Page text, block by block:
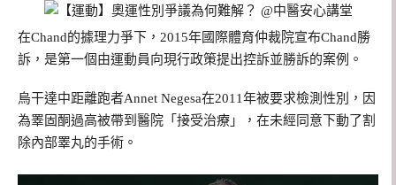
在Chand的據理力爭下，2015年國際體育仲裁院宣布Chand勝
訴，是第一個由運動員向現行政策提出控訴並勝訴的案例。
烏干達中距離跑者Annet Negesa在2011年被要求檢測性別，因
為睪固酮過高被帶到醫院「接受治療」，在未經同意下動了割
除內部睪丸的手術。